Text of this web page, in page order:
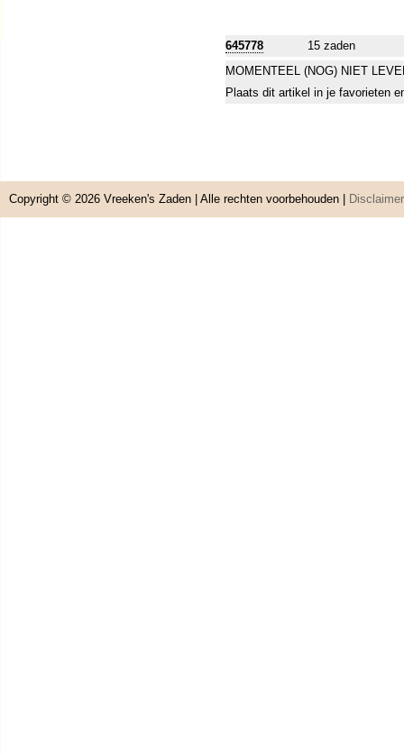
645778
15 zaden
MOMENTEEL (NOG) NIET
Plaats dit artikel in je favorieten
Copyright © 2026 Vreeken's Zaden | Alle rechten voorbehouden | Disclaimer